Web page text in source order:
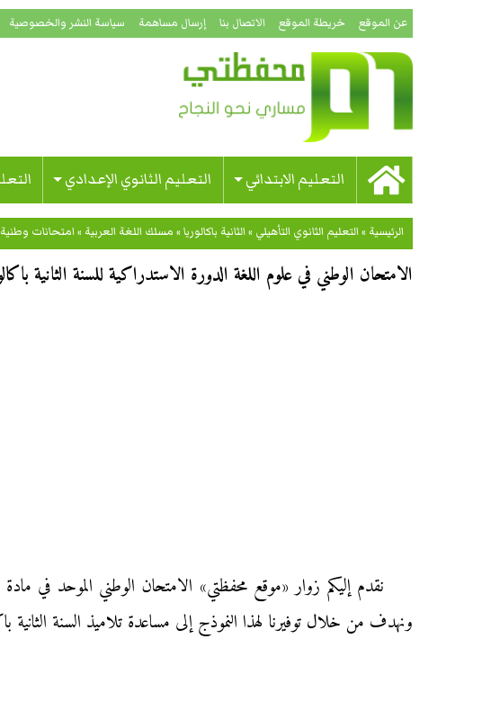
عن الموقع خريطة الموقع الاتصال بنا إرسال مساهمة سياسة النشر والخصوصية
التعليم الابتدائي التعليم الثانوي الإعدادي
الرئيسية »التعليم الثانوي التأهيلي »الثانية باكالوريا» مسلك اللغة العربية »امتحانات وطنية
الامتحان الوطني في علوم اللغة الدورة الاستدراكية للسنة الثانية
ونهدف من خلال توفيرنا لهذا النموذج إلى مساعدة تلاميذ السنة